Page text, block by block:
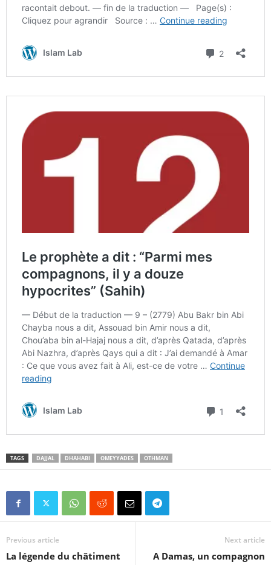
TAGS DAJJAL DHAHABI OMEYYADES OTHMAN
Previous article
La légende du châtiment
Next article
A Damas, un compagnon